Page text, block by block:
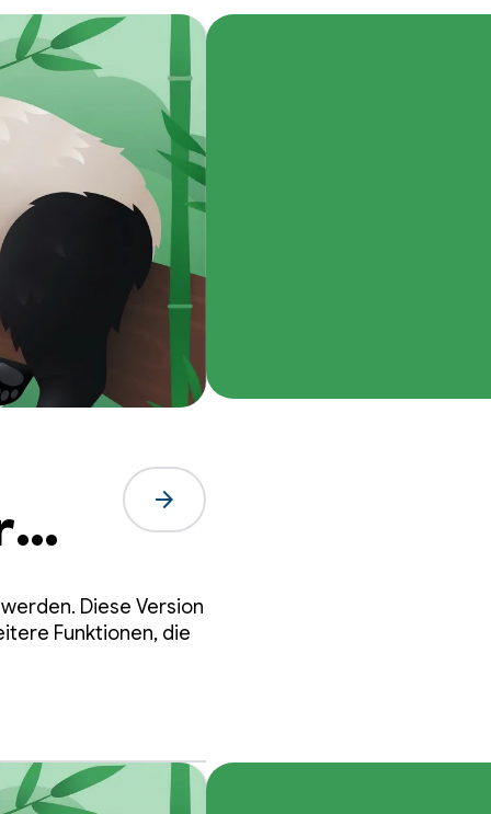
arrow_forward
Diese Version
Funktionen, die